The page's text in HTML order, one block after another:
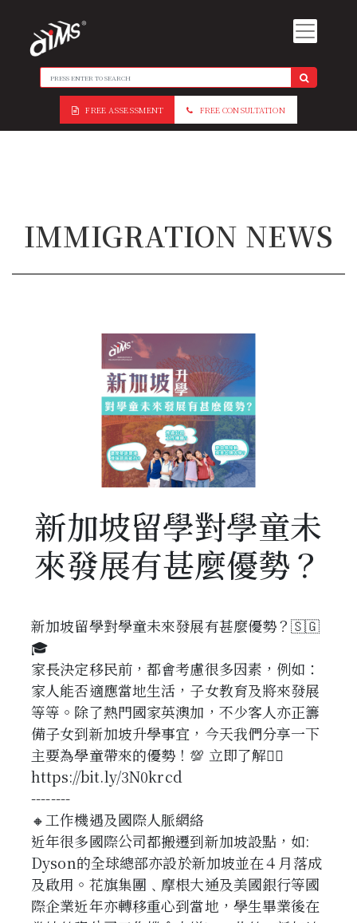
FREE ASSESSMENT FREE CONSULTATION
IMMIGRATION NEWS
新加坡留學對學童未
來發展有甚麼優勢？
新加坡留學對學童未來發展有甚麼優勢？🇸🇬
🎓
家長決定移民前，都會考慮很多因素，例如：
家人能否適應當地生活，子女教育及將來發展
等等。除了熱門國家英澳加，不少客人亦正籌
備子女到新加坡升學事宜，今天我們分享一下
主要為學童帶來的優勢！💯 立即了解👉🏻
https://bit.ly/3N0krcd
--------
🔸工作機遇及國際人脈網絡
近年很多國際公司都搬遷到新加坡設點，如:
Dyson的全球總部亦設於新加坡並在４月落成
及啟用。花旗集團﹑摩根大通及美國銀行等國
際企業近年亦轉移重心到當地，學生畢業後在